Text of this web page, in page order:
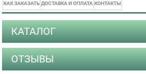
КАК ЗАКАЗАТЬ ДОСТАВКА И ОПЛАТА КОНТАКТЫ
КАТАЛОГ
ОТЗЫВЫ